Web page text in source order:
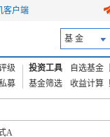
客户端
基 金
级
募
投资工具 自选基金
基金筛选
收益计算
A